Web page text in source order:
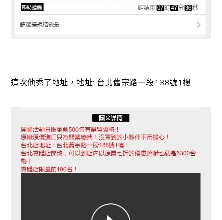
這次他秀了地址，地址: 台北舊宗路一段188號1樓